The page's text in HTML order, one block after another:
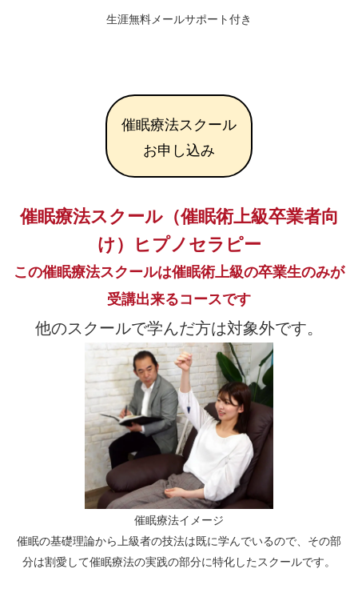
生涯無料メールサポート付き
催眠療法スクール
お申し込み
催眠療法スクール（催眠術上級卒業者向
け）ヒプノセラピー
この催眠療法スクールは催眠術上級の卒業生のみが
受講出来るコースです
他のスクールで学んだ方は対象外です。
催眠療法イメージ
催眠の基礎理論から上級者の技法は既に学んでいるので、その部
分は割愛して催眠療法の実践の部分に特化したスクールです。